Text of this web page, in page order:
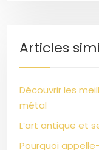
Articles
Découvrir les
métal
L’art antique et
Pourquoi